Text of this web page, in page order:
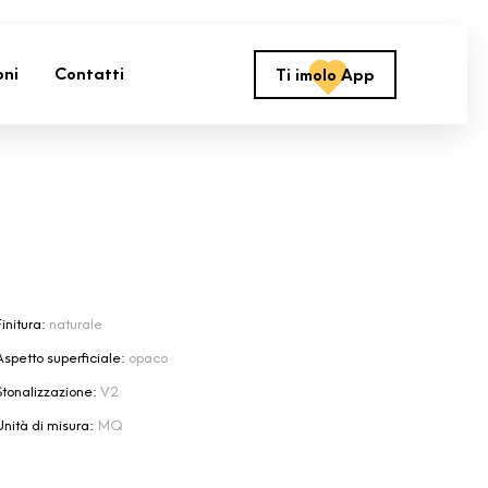
Contatti Ti imolo App
naturale
superficiale: opaco
V2
di misura: MQ